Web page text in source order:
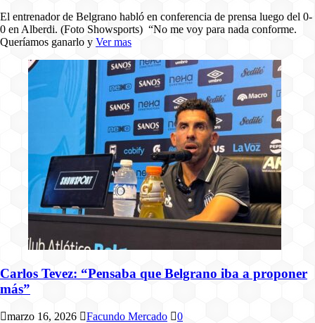
El entrenador de Belgrano habló en conferencia de prensa luego del 0-
0 en Alberdi. (Foto Showsports) “No me voy para nada conforme.
Queríamos ganarlo y Ver mas
Carlos Tevez: “Pensaba que Belgrano iba a proponer
más”
marzo 16, 2026 Facundo Mercado
0